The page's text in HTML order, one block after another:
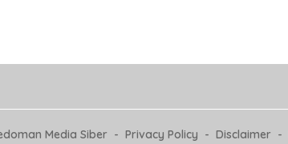
Media Siber Privacy Policy Disclaimer